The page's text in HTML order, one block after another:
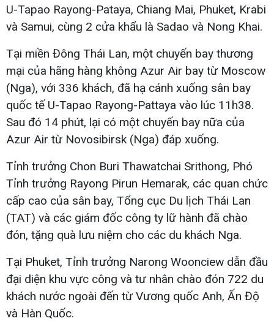
U-Tapao Rayong-Pataya, Chiang Mai, Phuket, Krabi
và Samui, cùng 2 cửa khẩu là Sadao và Nong Khai.
Tại miền Đông Thái Lan, một chuyến bay thương
mại của hãng hàng không Azur Air bay từ Moscow
(Nga), với 336 khách, đã hạ cánh xuống sân bay
quốc tế U-Tapao Rayong-Pattaya vào lúc 11h38.
Sau đó 14 phút, lại có một chuyến bay nữa của
Azur Air từ Novosibirsk (Nga) đáp xuống.
Tỉnh trưởng Chon Buri Thawatchai Srithong, Phó
Tỉnh trưởng Rayong Pirun Hemarak, các quan chức
cấp cao của sân bay, Tổng cục Du lịch Thái Lan
(TAT) và các giám đốc công ty lữ hành đã chào
đón, tặng quà lưu niệm cho các du khách Nga.
Tại Phuket, Tỉnh trưởng Narong Woonciew dẫn đầu
đại diện khu vực công và tư nhân chào đón 722 du
khách nước ngoài đến từ Vương quốc Anh, Ấn Độ
và Hàn Quốc.